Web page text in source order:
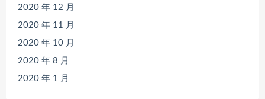
2020 年 12 月
2020 年 11 月
2020 年 10 月
2020 年 8 月
2020 年 1 月